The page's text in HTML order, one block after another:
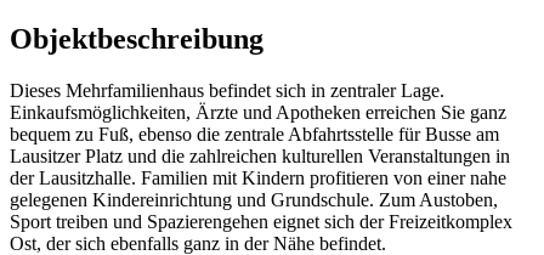
Objektbeschreibung
Dieses Mehrfamilienhaus befindet sich in zentraler Lage.
Einkaufsmöglichkeiten, Ärzte und Apotheken erreichen Sie ganz
bequem zu Fuß, ebenso die zentrale Abfahrtsstelle für Busse am
Lausitzer Platz und die zahlreichen kulturellen Veranstaltungen in
der Lausitzhalle. Familien mit Kindern profitieren von einer nahe
gelegenen Kindereinrichtung und Grundschule. Zum Austoben,
Sport treiben und Spazierengehen eignet sich der Freizeitkomplex
Ost, der sich ebenfalls ganz in der Nähe befindet.